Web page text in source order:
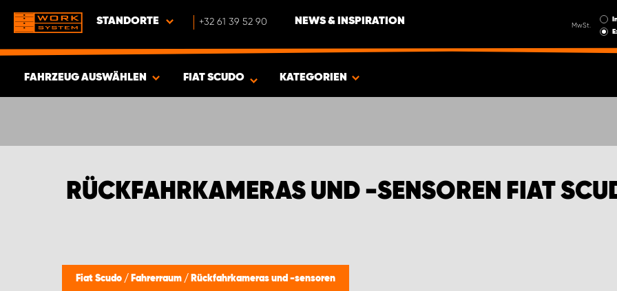
STANDORTE +32 61 39 52 90 NEWS & INSPIRATION MwSt.
FAHRZEUG AUSWÄHLEN FIAT SCUDO KATEGORIEN
RÜCKFAHRKAMERAS UND -SENSOREN FIAT
Fiat Scudo / Fahrerraum / Rückfahrkameras und -sensoren